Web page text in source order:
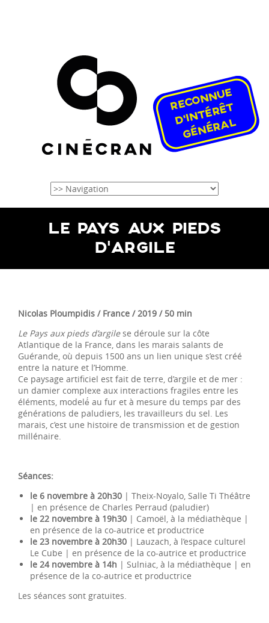
LE PAYS AUX PIEDS
D’ARGILE
Nicolas Ploumpidis / France / 2019 / 50 min
Le Pays aux pieds d’argilese déroule sur la côte
Atlantique de la France, dans les marais salants de
Guérande, où depuis 1500 ans un lien unique s’est créé
entre la nature et l’Homme.
Ce paysage artificiel est fait de terre, d’argile et de mer :
un damier complexe aux interactions fragiles entre les
éléments, modelé́ au fur et à mesure du temps par des
générations de paludiers, les travailleurs du sel. Les
marais, c’est une histoire de transmission et de gestion
millénaire.
Séances:
le 6 novembre à 20h30 | Theix-Noyalo, Salle Ti Théâtre
| en présence de Charles Perraud (paludier)
le 22 novembre à 19h30 | Camoël, à la médiathèque |
en présence de la co-autrice et productrice
le 23 novembre à 20h30 | Lauzach, à l’espace culturel
Le Cube | en présence de la co-autrice et productrice
le 24 novembre à 14h | Sulniac, à la médiathèque | en
présence de la co-autrice et productrice
Les séances sont gratuites.